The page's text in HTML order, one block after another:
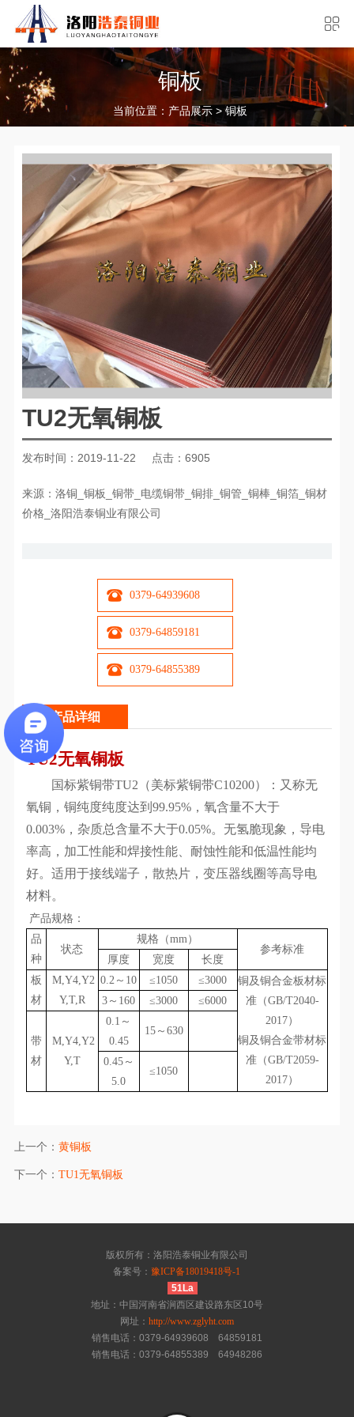
铜板
当前位置： 产品展示>铜板
TU2无氧铜板
发布时间：2019-11-22 点击：6905
来源：洛铜_铜板_铜带_电缆铜带_铜排_铜管_铜棒_铜箔_铜材
价格_洛阳浩泰铜业有限公司
0379-64939608
0379-64859181
0379-64855389
产品详细
TU2无氧铜板
国标紫铜带TU2（美标紫铜带C10200）：又称无
氧铜，铜纯度纯度达到99.95%，氧含量不大于
0.003%，杂质总含量不大于0.05%。无氢脆现象，导电
率高，加工性能和焊接性能、耐蚀性能和低温性能均
好。适用于接线端子，散热片，变压器线圈等高导电
材料。
产品规格：
品
种
状态
规格（mm）
参考标准
厚度
宽度
长度
板
材
M,Y4,Y2
Y,T,R
0.2～10 ≤1050 ≤3000
铜及铜合金板材标
准（GB/T2040-
2017）
铜及铜合金带材标
准（GB/T2059-
2017）
3～160 ≤3000 ≤6000
带
材
M,Y4,Y2
Y,T
0.1～
0.45
15～630
0.45～
5.0
≤1050
上一个： 黄铜板
下一个： TU1无氧铜板
版权所有：洛阳浩泰铜业有限公司
备案号：豫ICP备18019418号-1
51La
地址：中国河南省涧西区建设路东区10号
网址： http://www.zglyht.com
销售电话：0379-64939608 64859181
销售电话：0379-64855389 64948286